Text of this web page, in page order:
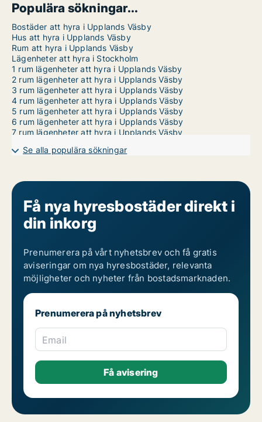
Populära sökningar...
Bostäder att hyra i Upplands Väsby
Hus att hyra i Upplands Väsby
Rum att hyra i Upplands Väsby
Lägenheter att hyra i Stockholm
1 rum lägenheter att hyra i Upplands Väsby
2 rum lägenheter att hyra i Upplands Väsby
3 rum lägenheter att hyra i Upplands Väsby
4 rum lägenheter att hyra i Upplands Väsby
5 rum lägenheter att hyra i Upplands Väsby
6 rum lägenheter att hyra i Upplands Väsby
7 rum lägenheter att hyra i Upplands Väsby
Se alla populära sökningar
Få nya hyresbostäder direkt i
din inkorg
Prenumerera på vårt nyhetsbrev och få gratis
aviseringar om nya hyresbostäder, relevanta
möjligheter och nyheter från bostadsmarknaden.
Prenumerera på nyhetsbrev
Email